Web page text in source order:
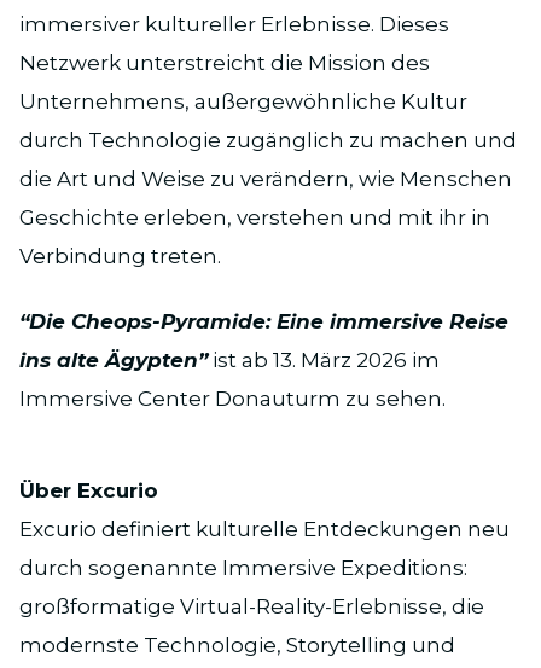
immersiver kultureller Erlebnisse. Dieses
Netzwerk unterstreicht die Mission des
Unternehmens, außergewöhnliche Kultur
durch Technologie zugänglich zu machen und
die Art und Weise zu verändern, wie Menschen
Geschichte erleben, verstehen und mit ihr in
Verbindung treten.
“Die Cheops-Pyramide: Eine immersive Reise
ins alte Ägypten”ist ab 13. März 2026 im
Immersive Center Donauturm zu sehen.
Über Excurio
Excurio definiert kulturelle Entdeckungen neu
durch sogenannte Immersive Expeditions:
großformatige Virtual-Reality-Erlebnisse, die
modernste Technologie, Storytelling und